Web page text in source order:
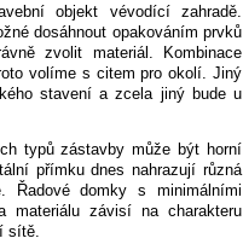
objekt vévodící zahradě.
dosáhnout opakováním prvků
zvolit materiál. Kombinace
volíme s citem pro okolí. Jiný
stavení a zcela jiný bude u
typů zástavby může být horní
přímku dnes nahrazují různá
Řadové domky s minimálními
materiálu závisí na charakteru
sítě.